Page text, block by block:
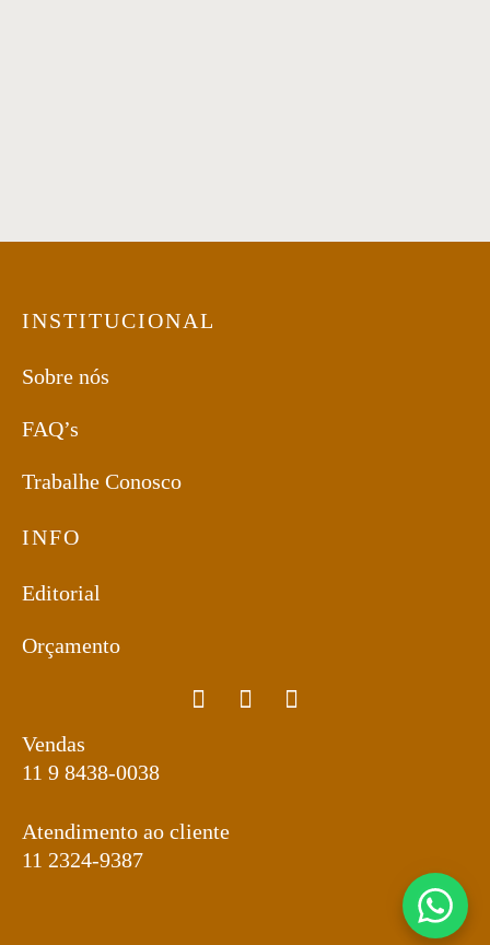
INSTITUCIONAL
Sobre nós
FAQ’s
Trabalhe Conosco
INFO
Editorial
Orçamento
Vendas
11 9 8438-0038
Atendimento ao cliente
11 2324-9387